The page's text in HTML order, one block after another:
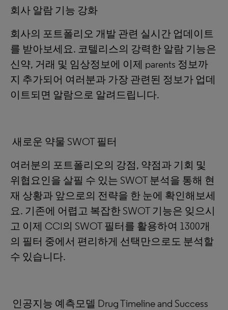
회사 알람 기능 강화
회사의 포트폴리오 개발 관련 실시간 업데이트
를 받아보세요. 코텔리스의 강력한 알람 기능은
신약, 거래 및 임상정보에 이제 parents 정보까
지 추가되어 여러분과 가장 관련된 정보가 업데
이트되면 알람으로 알려드립니다.
새로운 약물 SWOT 필터
여러분의 포트폴리오의 강점, 약점과 기회 및
위협요인을 살필 수 있는 SWOT 분석을 통해 현
재 상황과 앞으로의 전략을 한 눈에 확인해보세
요. 기존에 어렵고 복잡한 SWOT 기능은 잊으시
고 이제 CCI의 SWOT 필터를 활용하여 1300개
의 필터 중에서 편리하게 선택만으로도 분석할
수 있습니다.
인공지능 예측모델 Drug Timeline and Success